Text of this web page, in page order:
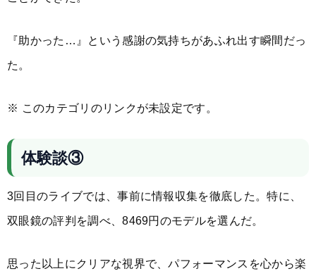
『助かった…』という感謝の気持ちがあふれ出す瞬間だっ
た。
※ このカテゴリのリンクが未設定です。
体験談③
3回目のライブでは、事前に情報収集を徹底した。特に、
双眼鏡の評判を調べ、8469円のモデルを選んだ。
思った以上にクリアな視界で、パフォーマンスを心から楽